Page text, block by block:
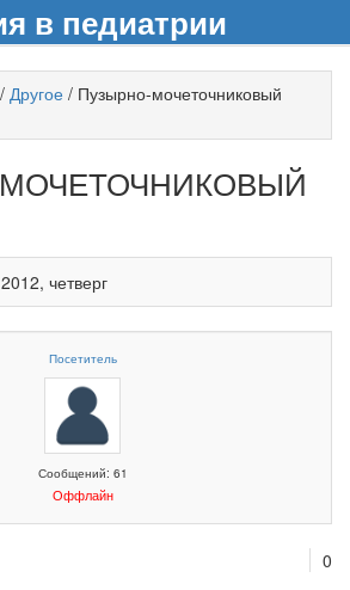
в педиатрии
/ Другое / Пузырно-мочеточниковый
четверг
Посетитель
Сообщений: 61
Оффлайн
0